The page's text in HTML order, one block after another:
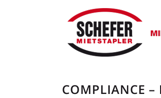
COMPLIANCE –